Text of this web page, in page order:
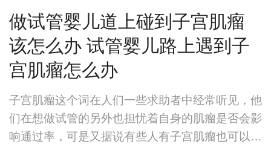
做试管婴儿道上碰到子宫肌瘤
该怎么办 试管婴儿路上遇到子
宫肌瘤怎么办
子宫肌瘤这个词在人们一些求助者中经常听见，他
们在想做试管的另外也担忧着自身的肌瘤是否会影
响通过率，可是又据说有些人有子宫肌瘤也可以孕